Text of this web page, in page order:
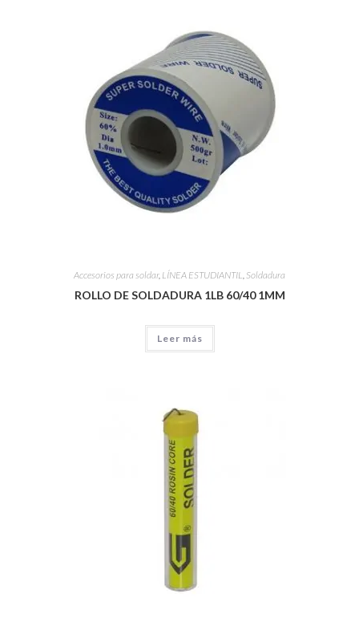
Accesorios para soldar, LÍNEA ESTUDIANTIL, Soldadura
ROLLO DE SOLDADURA 1LB 60/40 1MM
Leer más